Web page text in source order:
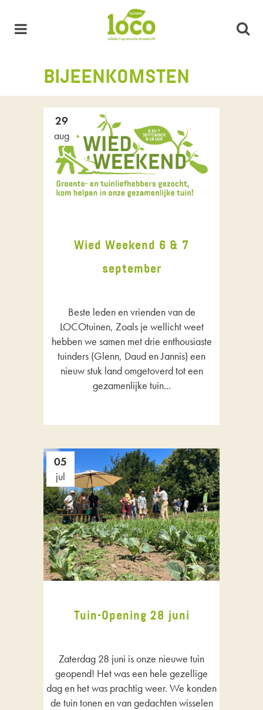
BIJEENKOMSTEN
29
aug
Wied Weekend 6 & 7
september
Beste leden en vrienden van de
LOCOtuinen, Zoals je wellicht weet
hebben we samen met drie enthousiaste
tuinders (Glenn, Daud en Jannis) een
nieuw stuk land omgetoverd tot een
gezamenlijke tuin...
05
jul
Tuin-Opening 28 juni
Zaterdag 28 juni is onze nieuwe tuin
geopend! Het was een hele gezellige
dag en het was prachtig weer. We konden
de tuin tonen en van gedachten wisselen